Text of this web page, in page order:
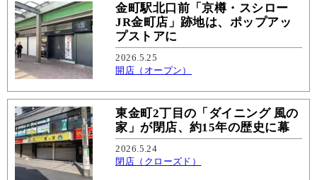
金町駅北口前「京樽・スシロー
JR金町店」跡地は、ポップアッ
プストアに
2026.5.25
開店（オープン）
東金町2丁目の「ダイニング 風の
家」が閉店、約15年の歴史に幕
2026.5.24
閉店（クローズド）